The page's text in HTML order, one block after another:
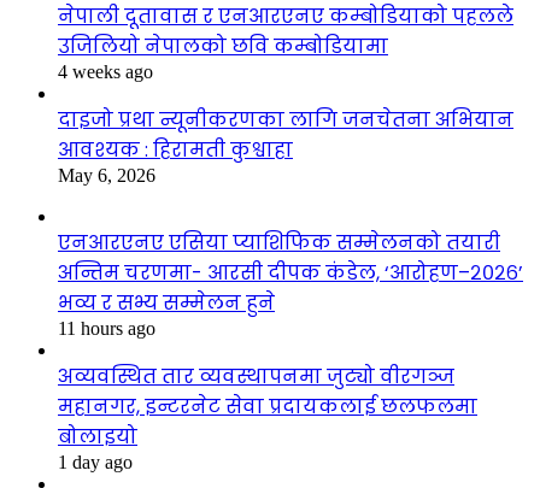
नेपाली दूतावास र एनआरएनए कम्बोडियाको पहलले
उजिलियो नेपालको छवि कम्बोडियामा
4 weeks ago
दाइजो प्रथा न्यूनीकरणका लागि जनचेतना अभियान
आवश्यक : हिरामती कुश्वाहा
May 6, 2026
एनआरएनए एसिया प्याशिफिक सम्मेलनको तयारी
अन्तिम चरणमा- आरसी दीपक कंडेल, ‘आरोहण–२०२६’
भव्य र सभ्य सम्मेलन हुने
11 hours ago
अव्यवस्थित तार व्यवस्थापनमा जुट्यो वीरगञ्ज
महानगर, इन्टरनेट सेवा प्रदायकलाई छलफलमा
बोलाइयो
1 day ago